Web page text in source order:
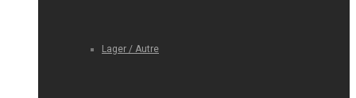
Lager / Autre